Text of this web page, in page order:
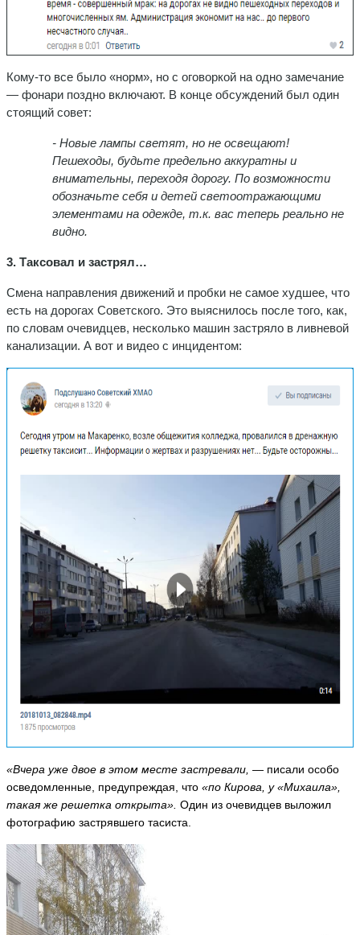
Кому-то все было «норм», но с оговоркой на одно замечание
— фонари поздно включают. В конце обсуждений был один
стоящий совет:
- Новые лампы светят, но не освещают!
Пешеходы, будьте предельно аккуратны и
внимательны, переходя дорогу. По возможности
обозначьте себя и детей светоотражающими
элементами на одежде, т.к. вас теперь реально не
видно.
3. Таксовал и застрял…
Смена направления движений и пробки не самое худшее, что
есть на дорогах Советского. Это выяснилось после того, как,
по словам очевидцев, несколько машин застряло в ливневой
канализации. А вот и видео с инцидентом:
«Вчера уже двое в этом месте застревали, — писали особо
осведомленные, предупреждая, что «по Кирова, у «Михаила»,
такая же решетка открыта». Один из очевидцев выложил
фотографию застрявшего тасиста.